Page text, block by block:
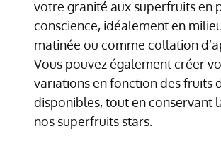
votre granité aux superfruits en
conscience, idéalement en
matinée ou comme collation
Vous pouvez également créer
variations en fonction des fruits
disponibles, tout en conservant
nos superfruits stars.